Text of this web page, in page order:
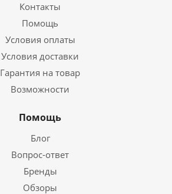
Контакты
Помощь
Условия оплаты
Условия доставки
Гарантия на товар
Возможности
Помощь
Блог
Вопрос-ответ
Бренды
Обзоры